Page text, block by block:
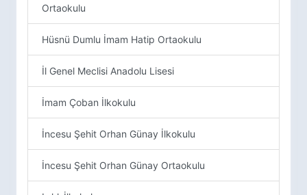
Ortaokulu
Hüsnü Dumlu İmam Hatip Ortaokulu
İl Genel Meclisi Anadolu Lisesi
İmam Çoban İlkokulu
İncesu Şehit Orhan Günay İlkokulu
İncesu Şehit Orhan Günay Ortaokulu